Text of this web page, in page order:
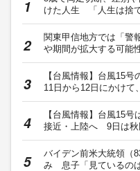
けた人生 「人生は捨
関東甲信地方では「警
や期間が拡大する可能
【台風情報】台風15
11日から12日にかけ
【台風情報】台風15
接近・上陸へ 9日は
バイデン前米大統領（
み 息子「見ているの